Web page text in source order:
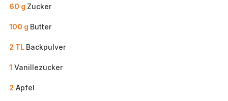
60 g Zucker
100 g Butter
2 TL Backpulver
1 Vanillezucker
2 Äpfel